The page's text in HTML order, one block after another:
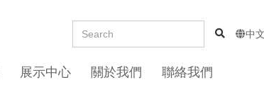
中文
展示中心 關於我們
聯絡我們